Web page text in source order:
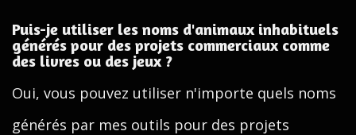
Puis-je utiliser les noms d'animaux inhabituels
générés pour des projets commerciaux comme
des livres ou des jeux ?
Oui, vous pouvez utiliser n'importe quels noms
générés par mes outils pour des projets